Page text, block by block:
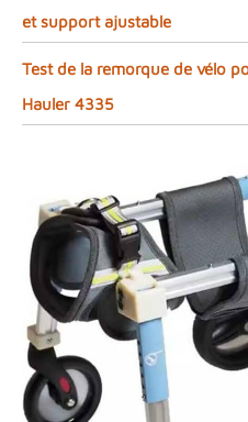
et support ajustable
Test de la remorque de vélo
Hauler 4335